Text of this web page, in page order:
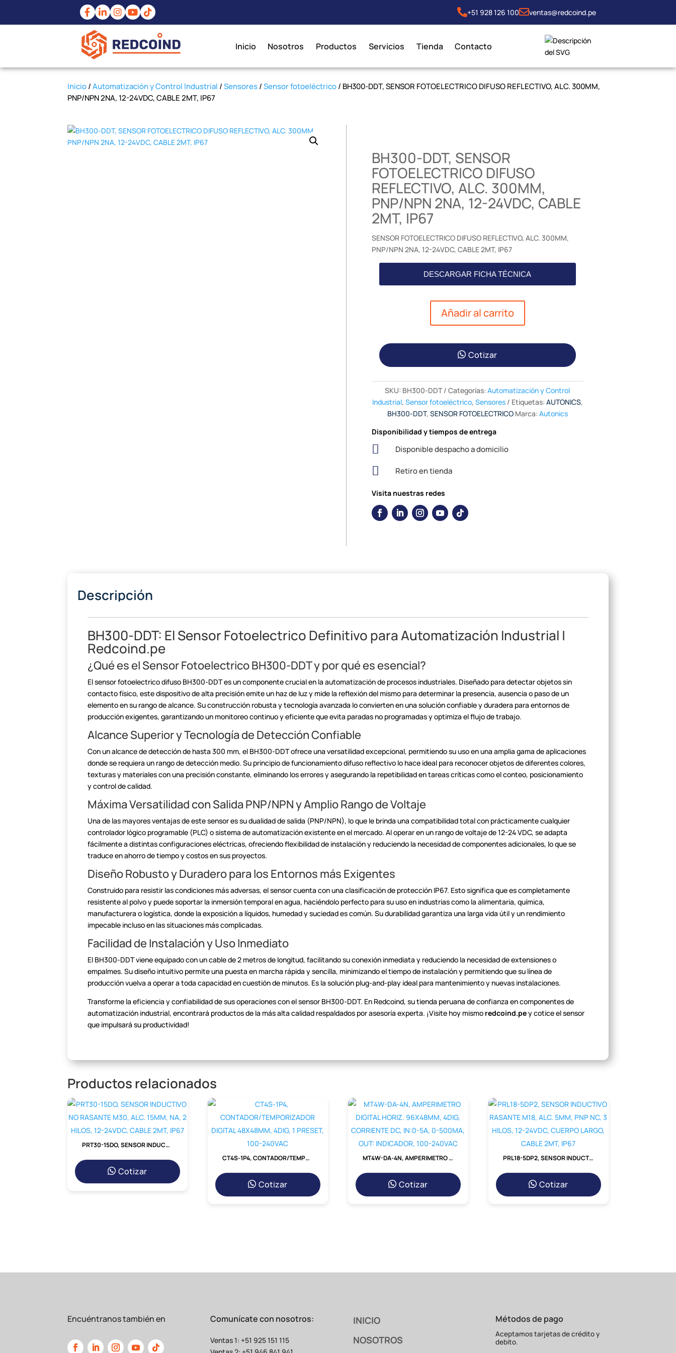
+51 928 126 100 ventas@redcoind.pe
Inicio Nosotros Productos Servicios Tienda Contacto
Inicio/Automatización y Control Industrial /Sensores/Sensor fotoeléctrico/ BH300-DDT, SENSOR FOTOELECTRICO DIFUSO REFLECTIVO, ALC. 300MM,
PNP/NPN 2NA, 12-24VDC, CABLE 2MT, IP67
BH300-DDT, SENSOR
FOTOELECTRICO DIFUSO
REFLECTIVO, ALC. 300MM,
PNP/NPN 2NA, 12-24VDC, CABLE
2MT, IP67
SENSOR FOTOELECTRICO DIFUSO REFLECTIVO, ALC. 300MM,
PNP/NPN 2NA, 12-24VDC, CABLE 2MT, IP67
DESCARGAR FICHA TÉCNICA
Añadir al carrito
Cotizar
SKU: BH300-DDT Categorías:Automatización y Control
Industrial, Sensor fotoeléctrico, Sensores Etiquetas: AUTONICS,
BH300-DDT, SENSOR FOTOELECTRICO Marca: Autonics
Disponibilidad y tiempos de entrega
 Disponible despacho a domicilio
 Retiro en tienda
Visita nuestras redes
Descripción
BH300-DDT: El SensorFotoelectrico Definitivo para Automatización Industrial |
Redcoind.pe
¿Qué es el Sensor Fotoelectrico BH300-DDT y por qué es esencial?
El sensor fotoelectrico difuso BH300-DDT es un componente crucialen la automatización de procesos industriales. Diseñado para detectar objetossin
contacto físico, este dispositivo de alta precisión emite un haz de luz y mide la reflexión del mismo para determinar la presencia, ausencia o paso deun
elemento en su rango de alcance. Su construcción robusta y tecnología avanzada lo convierten en una solución confiable y duradera para entornos de
producción exigentes, garantizando un monitoreo continuo y eficiente queevita paradas no programadas y optimiza el flujo de trabajo.
Alcance Superior y Tecnología de DetecciónConfiable
Con un alcance de detección de hasta 300 mm, el BH300-DDT ofreceuna versatilidad excepcional, permitiendo su uso en una amplia gama deaplicaciones
donde se requiera un rango de detección medio. Su principio defuncionamiento difuso reflectivo lo hace ideal para reconocer objetos dediferentes colores,
texturas y materiales con una precisión constante, eliminando los errores y asegurando la repetibilidad en tareas críticas comoel conteo, posicionamiento
y control de calidad.
Máxima Versatilidad con Salida PNP/NPN y Amplio Rango deVoltaje
Una de las mayores ventajas de este sensor es su dualidad desalida (PNP/NPN), lo que le brinda una compatibilidad total con prácticamentecualquier
controlador lógico programable (PLC) o sistema de automatizaciónexistente en el mercado. Al operar en un rango de voltaje de 12-24 VDC, seadapta
fácilmente a distintas configuraciones eléctricas, ofreciendoflexibilidad de instalación y reduciendo la necesidad de componentesadicionales, lo que se
traduce en ahorro de tiempo y costos en sus proyectos.
Diseño Robusto y Duradero para los Entornos más Exigentes
Construido para resistir las condiciones más adversas, el sensorcuenta con una clasificación de protección IP67. Esto significa que escompletamente
resistente al polvo y puede soportar la inmersión temporal enagua, haciéndolo perfecto para su uso en industrias como la alimentaria, química,
manufacturera o logística, donde la exposición a líquidos, humedad ysuciedad es común. Su durabilidad garantiza una larga vida útil y un rendimiento
impecable incluso en las situaciones máscomplicadas.
Facilidad de Instalación y Uso Inmediato
El BH300-DDT viene equipado con un cable de 2 metros de longitud, facilitando su conexión inmediata y reduciendo la necesidad de extensiones o
empalmes. Su diseño intuitivo permite una puesta en marcha rápida y sencilla, minimizando el tiempo de instalación y permitiendo que su línea de
producciónvuelva a operar a toda capacidad en cuestión de minutos. Es la solución plug-and-play ideal para mantenimiento y nuevas instalaciones.
Transforme la eficiencia y confiabilidad de sus operaciones con elsensor BH300-DDT. En Redcoind, su tienda peruana de confianza en componentesde
automatización industrial, encontrará productos de la más alta calidad respaldados por asesoría experta. ¡Visite hoy mismo redcoind.pey cotice el sensor
que impulsará su productividad!
Productos relacionados
PRT30-15DO, SENSOR INDUCTIVO NO RASANTE M30, ALC. 15MM, NA, 2 HILOS, 12-24VDC, CABLE 2MT, IP67
Cotizar
CT4S-1P4, CONTADOR/TEMPORIZADOR DIGITAL 48X48MM, 4DIG, 1 PRESET, 100-240VAC
Cotizar
MT4W-DA-4N, AMPERIMETRO DIGITAL HORIZ. 96X48MM, 4DIG, CORRIENTE DC, IN:0-5A, 0-500MA, OUT: INDICADOR, 100-240VAC
Cotizar
PRL18-5DP2, SENSOR INDUCTIVO RASANTE M18, ALC. 5MM, PNP NC, 3 HILOS, 12-24VDC, CUERPO LARGO, CABLE 2MT, IP67
Cotizar
Encuéntranos también en Comunícate con nosotros:
Ventas 1: +51 925 151 115
INICIO
NOSOTROS
Métodos de pago
Aceptamos tarjetas de crédito y
debito.